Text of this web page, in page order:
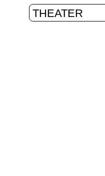
THEATER